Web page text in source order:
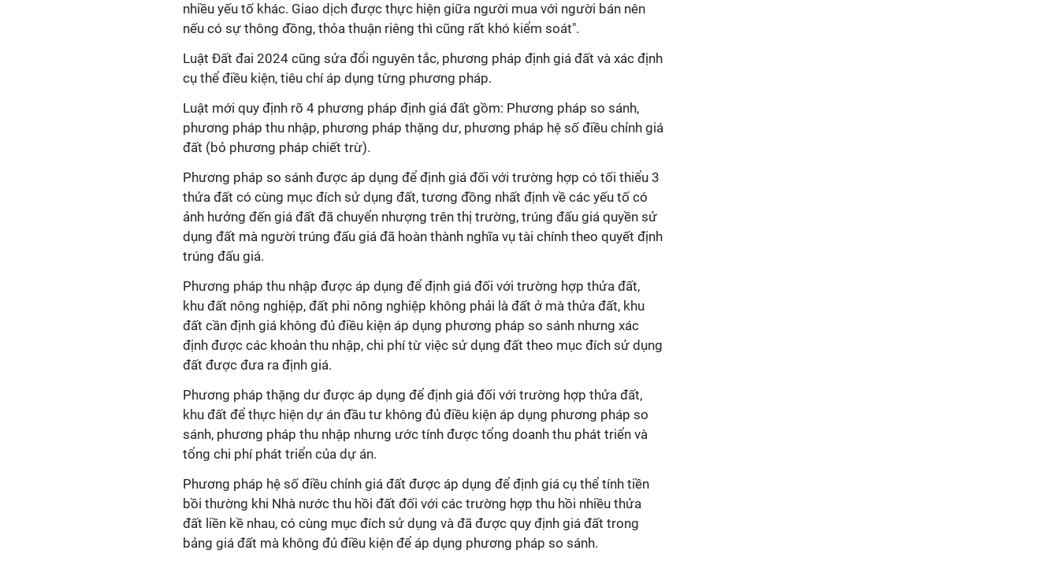
nhiều yếu tố khác. Giao dịch được thực hiện giữa người mua với người bán nên
nếu có sự thông đồng, thỏa thuận riêng thì cũng rất khó kiểm soát".
Luật Đất đai 2024 cũng sửa đổi nguyên tắc, phương pháp định giá đất và xác định
cụ thể điều kiện, tiêu chí áp dụng từng phương pháp.
Luật mới quy định rõ 4 phương pháp định giá đất gồm: Phương pháp so sánh,
phương pháp thu nhập, phương pháp thặng dư, phương pháp hệ số điều chỉnh giá
đất (bỏ phương pháp chiết trừ).
Phương pháp so sánh được áp dụng để định giá đối với trường hợp có tối thiểu 3
thửa đất có cùng mục đích sử dụng đất, tương đồng nhất định về các yếu tố có
ảnh hưởng đến giá đất đã chuyển nhượng trên thị trường, trúng đấu giá quyền sử
dụng đất mà người trúng đấu giá đã hoàn thành nghĩa vụ tài chính theo quyết định
trúng đấu giá.
Phương pháp thu nhập được áp dụng để định giá đối với trường hợp thửa đất,
khu đất nông nghiệp, đất phi nông nghiệp không phải là đất ở mà thửa đất, khu
đất cần định giá không đủ điều kiện áp dụng phương pháp so sánh nhưng xác
định được các khoản thu nhập, chi phí từ việc sử dụng đất theo mục đích sử dụng
đất được đưa ra định giá.
Phương pháp thặng dư được áp dụng để định giá đối với trường hợp thửa đất,
khu đất để thực hiện dự án đầu tư không đủ điều kiện áp dụng phương pháp so
sánh, phương pháp thu nhập nhưng ước tính được tổng doanh thu phát triển và
tổng chi phí phát triển của dự án.
Phương pháp hệ số điều chỉnh giá đất được áp dụng để định giá cụ thể tính tiền
bồi thường khi Nhà nước thu hồi đất đối với các trường hợp thu hồi nhiều thửa
đất liền kề nhau, có cùng mục đích sử dụng và đã được quy định giá đất trong
bảng giá đất mà không đủ điều kiện để áp dụng phương pháp so sánh.